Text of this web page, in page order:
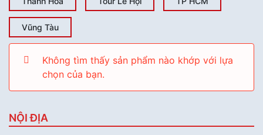
Vũng Tàu
Không tìm thấy sản phẩm nào khớp với lựa
chọn của bạn.
NỘI ĐỊA